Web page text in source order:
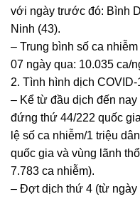
với ngày trước đó: Bình
Ninh (43).
– Trung bình số ca
07 ngày qua: 10.035 ca/
2. Tình hình dịch
– Kể từ đầu dịch đến
đứng thứ 44/222 quốc
lệ số ca nhiễm/1 triệu
quốc gia và vùng lãnh
7.783 ca nhiễm).
– Đợt dịch thứ 4 (từ ngày